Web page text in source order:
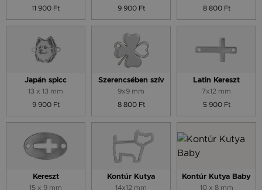
11 900 Ft
9 900 Ft
8 800 Ft
Japán spicc
13 x 13 mm
9 900 Ft
Szerencsében szív
9x9 mm
8 800 Ft
Latin Kereszt
7x12 mm
5 900 Ft
Kereszt
15 x 9 mm
Kontúr Kutya
14x12 mm
Kontúr Kutya Baby
10 x 8 mm